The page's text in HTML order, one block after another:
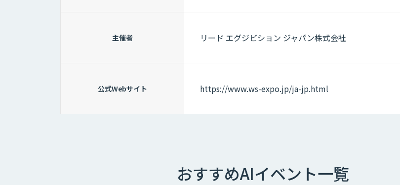
主催者 リード エグジビション ジャパン株式会社
公式Webサイト https://www.ws-expo.jp/ja-jp.html
おすすめAIイベント一覧